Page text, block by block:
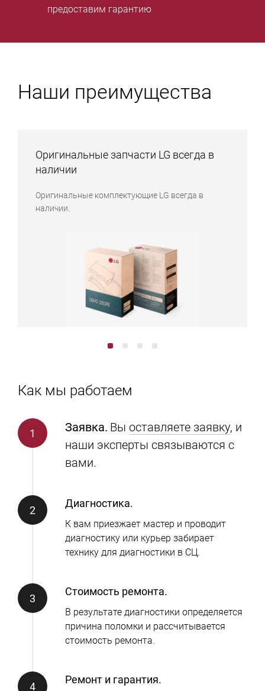
предоставим гарантию
Наши преимущества
Оригинальные запчасти LG всегда в
наличии
Оригинальные комплектующие LG всегда в
наличии.
Как мы работаем
Заявка. Вы оставляете заявку, и
наши эксперты связываются с
вами.
Диагностика.
К вам приезжает мастер и проводит
диагностику или курьер забирает
технику для диагностики в СЦ.
Стоимость ремонта.
В результате диагностики определяется
причина поломки и рассчитывается
стоимость ремонта.
Ремонт и гарантия.